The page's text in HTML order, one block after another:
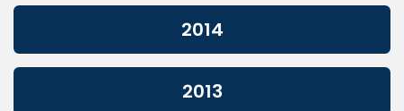
2014
2013